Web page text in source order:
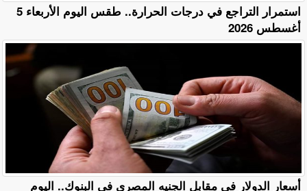
استمرار التراجع في درجات الحرارة.. طقس اليوم الأربعاء 5
أغسطس 2026
أسعار الدولار في مقابل الجنيه المصري في البنوك.. اليوم